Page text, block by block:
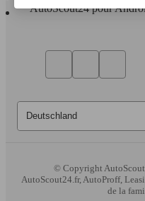
AutoScout24 pour
© Copyright
AutoScout24.fr, AutoProff,
de la